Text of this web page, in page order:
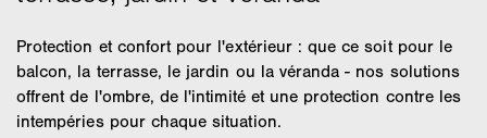
Protection et confort pour l'extérieur : que ce soit pour le
balcon, la terrasse, le jardin ou la véranda - nos solutions
offrent de l'ombre, de l'intimité et une protection contre les
intempéries pour chaque situation.